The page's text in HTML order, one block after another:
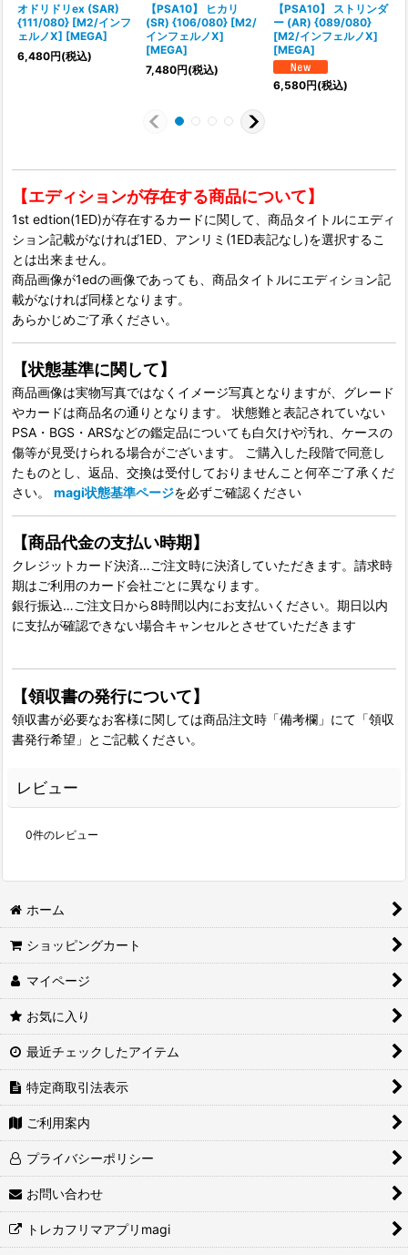
オドリドリex (SAR)
{111/080} [M2/インフ
ェルノX] [MEGA]
6,480円(税込)
【PSA10】 ヒカリ
(SR) {106/080} [M2/
インフェルノX]
[MEGA]
7,480円(税込)
【PSA10】 ストリンダ
ー (AR) {089/080}
[M2/インフェルノX]
[MEGA]
6,580円(税込)
【エディションが存在する商品について】
1st edtion(1ED)が存在するカードに関して、商品タイトルにエディ
ション記載がなければ1ED、アンリミ(1ED表記なし)を選択するこ
とは出来ません。
商品画像が1edの画像であっても、商品タイトルにエディション記
載がなければ同様となります。
あらかじめご了承ください。
【状態基準に関して】
商品画像は実物写真ではなくイメージ写真となりますが、グレード
やカードは商品名の通りとなります。 状態難と表記されていない
PSA・BGS・ARSなどの鑑定品についても白欠けや汚れ、ケースの
傷等が見受けられる場合がございます。 ご購入した段階で同意し
たものとし、返品、交換は受付しておりませんこと何卒ご了承くだ
さい。 magi状態基準ページを必ずご確認ください
【商品代金の支払い時期】
クレジットカード決済…ご注文時に決済していただきます。請求時
期はご利用のカード会社ごとに異なります。
銀行振込…ご注文日から8時間以内にお支払いください。期日以内
に支払が確認できない場合キャンセルとさせていただきます
【領収書の発行について】
領収書が必要なお客様に関しては商品注文時「備考欄」にて「領収
書発行希望」とご記載ください。
レビュー
0件のレビュー
ホーム
ショッピングカート
マイページ
お気に入り
最近チェックしたアイテム
特定商取引法表示
ご利用案内
プライバシーポリシー
お問い合わせ
トレカフリマアプリmagi